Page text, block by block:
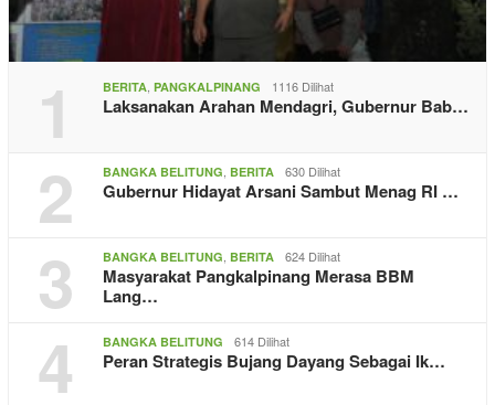
1 BERITA PANGKALPINANG 1116 Dilihat
Laksanakan Arahan Mendagri, Gubernur Bab…
2 BANGKA BELITUNG BERITA 630 Dilihat
Gubernur Hidayat Arsani Sambut Menag RI …
3 BANGKA BELITUNG BERITA 624 Dilihat
Masyarakat Pangkalpinang Merasa BBM
Lang…
4 BANGKA BELITUNG 614 Dilihat
Peran Strategis Bujang Dayang Sebagai Ik…